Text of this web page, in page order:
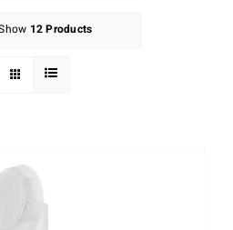
12 Products